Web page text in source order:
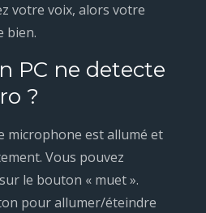
votre voix, alors votre
bien.
PC ne detecte
?
microphone est allumé et
Vous pouvez
le bouton « muet ».
pour allumer/éteindre